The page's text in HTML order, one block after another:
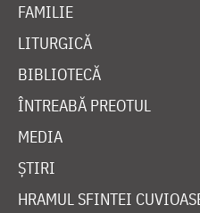
FAMILIE
LITURGICĂ
BIBLIOTECĂ
ÎNTREABĂ PREOTUL
MEDIA
ȘTIRI
HRAMUL SFINTEI